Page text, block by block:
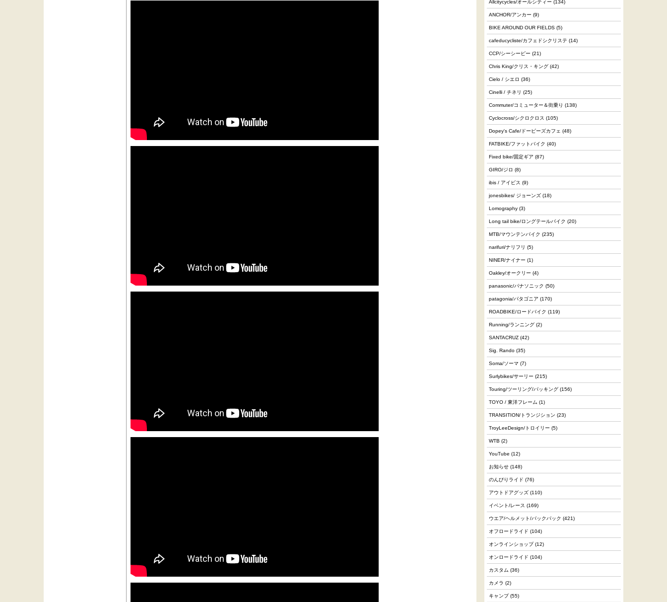
Allcitycycles/オールシティー (134)
ANCHOR/アンカー (9)
BIKE AROUND OUR FIELDS (5)
cafeducycliste/カフェドシクリステ (14)
CCP/シーシーピー (21)
Chris King/クリス・キング (42)
Cielo / シエロ (36)
Cinelli / チネリ (25)
Commuter/コミューター＆街乗り (138)
Cyclocross/シクロクロス (105)
Dopey's Cafe/ドーピーズカフェ (48)
FATBIKE/ファットバイク (40)
Fixed bike/固定ギア (87)
GIRO/ジロ (8)
ibis / アイビス (9)
jonesbikes/ ジョーンズ (18)
Lomography (3)
Long tail bike/ロングテールバイク (20)
MTB/マウンテンバイク (235)
narifuri/ナリフリ (5)
NINER/ナイナー (1)
Oakley/オークリー (4)
panasonic/パナソニック (50)
patagonia/パタゴニア (170)
ROADBIKE/ロードバイク (119)
Running/ランニング (2)
SANTACRUZ (42)
Sig. Rando (35)
Soma/ソーマ (7)
Surlybikes/サーリー (215)
Touring/ツーリング/パッキング (156)
TOYO / 東洋フレーム (1)
TRANSITION/トランジション (23)
TroyLeeDesign/トロイリー (5)
WTB (2)
YouTube (12)
お知らせ (148)
のんびりライド (76)
アウトドアグッズ (110)
イベント/レース (169)
ウエア/ヘルメット/バックパック (421)
オフロードライド (104)
オンラインショップ(12)
オンロードライド (104)
カスタム (36)
カメラ (2)
キャンプ(55)